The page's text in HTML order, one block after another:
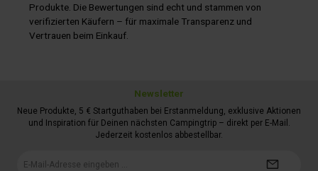
Produkte. Die Bewertungen sind echt und stammen von
verifizierten Käufern – für maximale Transparenz und
Vertrauen beim Einkauf.
Newsletter
Neue Produkte, 5 € Startguthaben bei Erstanmeldung, exklusive Aktionen
und Inspiration für Deinen nächsten Campingtrip – direkt per E-Mail.
Jederzeit kostenlos abbestellbar.